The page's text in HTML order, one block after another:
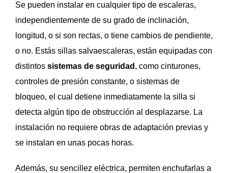
Se pueden instalar en cualquier tipo de escaleras,
independientemente de su grado de inclinación,
longitud, o si son rectas, o tiene cambios de pendiente,
o no. Estás sillas salvaescaleras, están equipadas con
distintos sistemas de seguridad , como cinturones,
controles de presión constante, o sistemas de
bloqueo, el cual detiene inmediatamente la silla si
detecta algún tipo de obstrucción al desplazarse. La
instalación no requiere obras de adaptación previas y
se instalan en unas pocas horas.
Además, su sencillez eléctrica, permiten enchufarlas a